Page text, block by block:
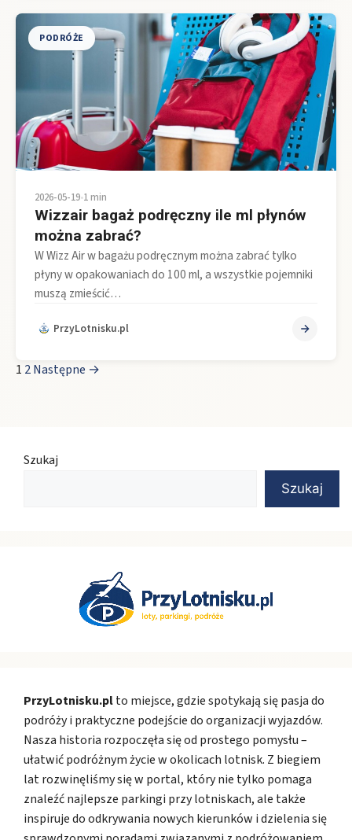
PODRÓŻE
2026-05-19•1 min
Wizzair bagaż podręczny ile ml płynów
można zabrać?
W Wizz Air w bagażu podręcznym można zabrać tylko
płyny w opakowaniach do 100 ml, a wszystkie pojemniki
muszą zmieścić…
PrzyLotnisku.pl
1 2Następne →
Szukaj
Szukaj
PrzyLotnisku.plto miejsce, gdzie spotykają się pasja do
podróży i praktyczne podejście do organizacji wyjazdów.
Nasza historia rozpoczęła się od prostego pomysłu –
ułatwić podróżnym życie w okolicach lotnisk. Z biegiem
lat rozwinęliśmy się w portal, który nie tylko pomaga
znaleźć najlepsze parkingi przy lotniskach, ale także
inspiruje do odkrywania nowych kierunków i dzielenia się